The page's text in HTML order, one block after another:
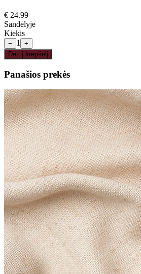
€ 24.99
Sandėlyje
Kiekis
− 1
+
Dėti į krepšelį
Panašios prekės